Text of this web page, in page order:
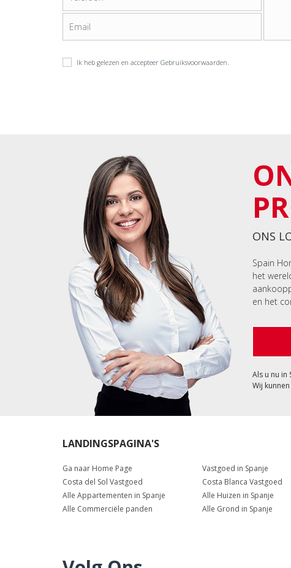
Ik heb gelezen en accepteer Gebruiksvoorwaarden.
ONS
Spain
het
en het
Als u nu in
Wij
LANDINGSPAGINA'S
Ga naar Home Page
Vastgoed in Spanje
Costa del Sol Vastgoed
Costa Blanca Vastgoed
Alle Appartementen in Spanje
Alle Huizen in Spanje
Alle Commerciële panden
Alle Grond in Spanje